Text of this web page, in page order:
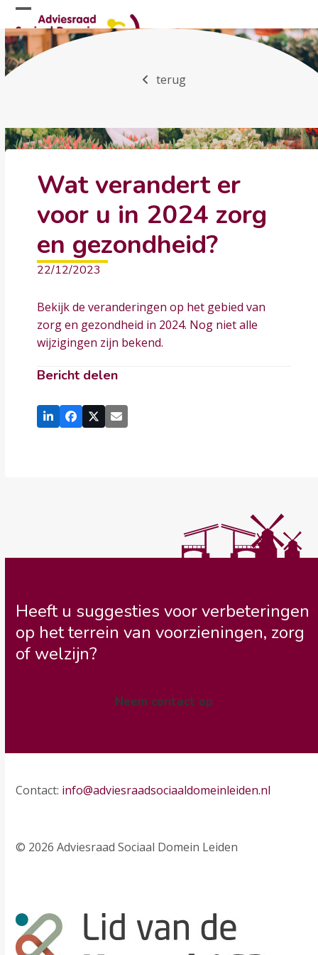
Skip
to
content
Open
mobile
menu
Close
mobile
menu
terug
Wat verandert er
voor u in 2024 zorg
en gezondheid?
22/12/2023
Bekijk de veranderingen op het gebied van
zorg en gezondheid in 2024. Nog niet alle
wijzigingen zijn bekend.
Bericht delen
Heeft u suggesties voor verbeteringen
op het terrein van voorzieningen, zorg
of welzijn?
Neem contact op
Contact: info@adviesraadsociaaldomeinleiden.nl
© 2026 Adviesraad Sociaal Domein Leiden